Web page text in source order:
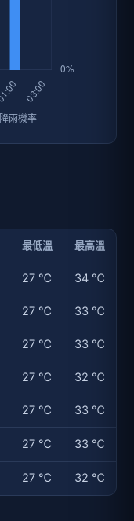
最低溫 最高溫
27 ℃ 34 ℃
27 ℃ 33 ℃
27 ℃ 33 ℃
27 ℃ 32 ℃
27 ℃ 33 ℃
27 ℃ 33 ℃
27 ℃ 32 ℃